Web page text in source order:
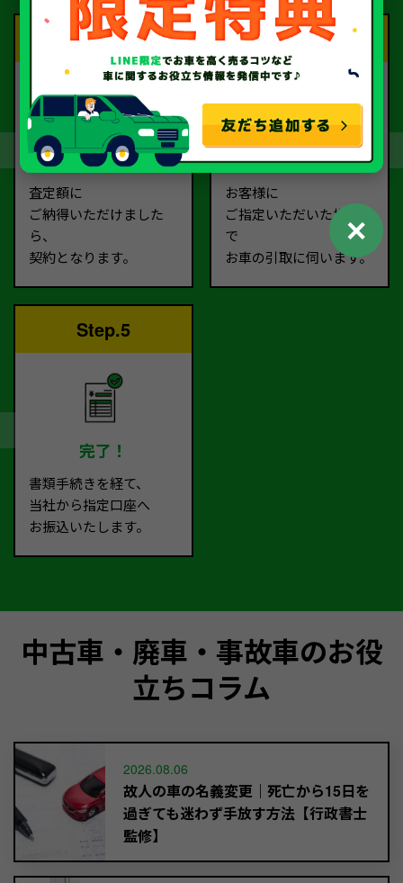
Step.3
契約
査定額に
ご納得いただけました
ら、
契約となります。
Step.4
お引取り
お客様に
ご指定いただいた場所ま
で
お車の引取に伺います。
Step.5
完了！
書類手続きを経て、
当社から指定口座へ
お振込いたします。
中古車・廃車・事故車のお役
立ちコラム
2026.08.06
故人の車の名義変更｜死亡から15日を
過ぎても迷わず手放す方法【行政書士
監修】
✕